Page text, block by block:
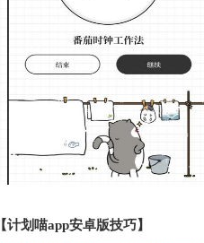
【计划喵app安卓版技巧】